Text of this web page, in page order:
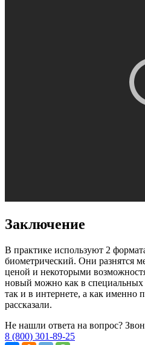
Заключение
В практике используют 2
биометрический. Они разнятся
ценой и некоторыми
новый можно как в специальных
так и в интернете, а как именно
рассказали.
Не нашли ответа на вопрос?
8 (800) 301-89-25